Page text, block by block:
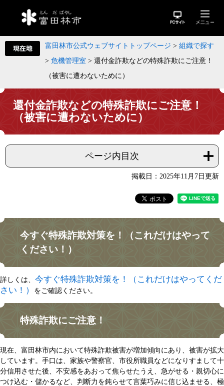
富田林市公式ウェブサイトトップページ > 組織で探す
> 危機管理室 > 還付金詐欺などの特殊詐欺にご注意！
（被害に遭わないために）
還付金詐欺などの特殊詐欺にご注意！
（被害に遭わないために）
ページ内目次
掲載日：2025年11月7日更新
今すぐ特殊詐欺対策を！（これだけはやって
ください！）
詳しくは、 今すぐ特殊詐欺対策を！（これだけはやってくだ
さい！）
をご確認ください。
特殊詐欺にご注意！
現在、富田林市内において特殊詐欺被害が増加傾向にあり、被害が拡大
しています。手口は、家族や警察官、市役所職員などになりすまして十
分信用させた後、不安感をあおって焦らせたうえ、急がせる・親切心に
つけ込む・儲かるなど、判断力を鈍らせて言葉巧みに信じ込ませる、極